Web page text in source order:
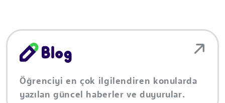
Öğrenciyi en çok ilgilendiren konularda
yazılan güncel haberler ve duyurular.